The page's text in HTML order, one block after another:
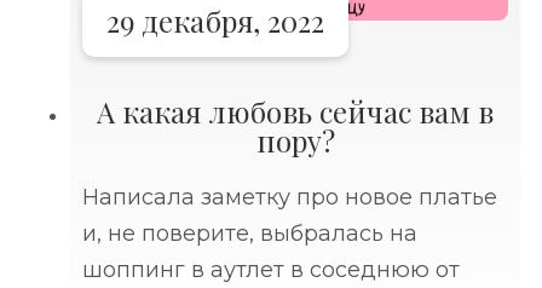
29 декабря, 2022
А какая любовь сейчас вам в
пору?
Написала заметку про новое платье
и, не поверите, выбралась на
шоппинг в аутлет в соседнюю от